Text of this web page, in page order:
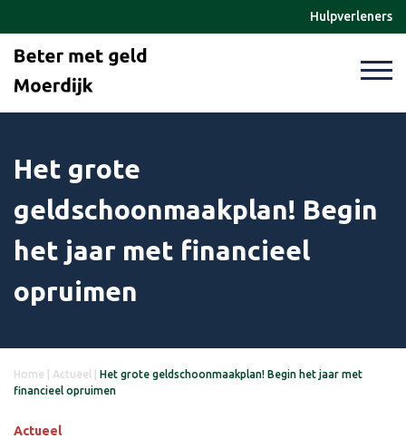
Hulpverleners
Het grote
geldschoonmaakplan! Begin
het jaar met financieel
opruimen
Home Actueel
Het grote geldschoonmaakplan! Begin het jaar met
financieel opruimen
Actueel